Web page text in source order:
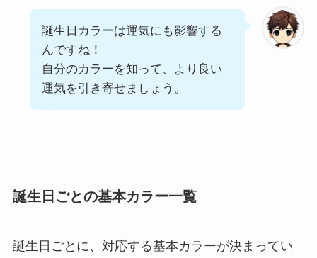
誕生日カラーは運気にも影響する
んですね！
自分のカラーを知って、より良い
運気を引き寄せましょう。
誕生日ごとの基本カラー一覧
誕生日ごとに、対応する基本カラーが決まってい